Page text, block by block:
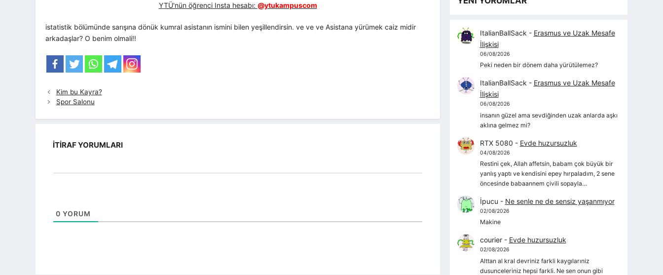
YTÜ'nün öğrenci Insta hesabı: @ytukampuscom
istatistik bölümünde sarışına dönük kumral asistanın ismini bilen yeşillendirsin. ve ve ve Asistana yürümek caiz midir
arkadaşlar? O benim olmali!!
Kim bu Kayra?
Spor Salonu
İTIRAF YORUMLARI
0 YORUM
ItalianBallSack - Erasmus ve Uzak Mesafe
İlişkisi
06/08/2026
Peki neden bir dönem daha yürütülemez?
ItalianBallSack - Erasmus ve Uzak Mesafe
İlişkisi
06/08/2026
insanın güzel ama sevdiğinden uzak anlarda aşkı
aklına gelmez mi?
RTX 5080 - Evde huzursuzluk
04/08/2026
Restini çek, Allah affetsin, babam çok büyük bir
yanlış yaptı ve kendisini epey hırpaladım, 2 sene
öncesinde babaannem çivili sopayla…
İpucu - Ne senle ne de sensiz yaşanmıyor
02/08/2026
Makine
courier- Evde huzursuzluk
02/08/2026
Alttan al kral devriniz farkli kaygılarıniz
dusunceleriniz hepsi farkli. Ne sen onun gibi